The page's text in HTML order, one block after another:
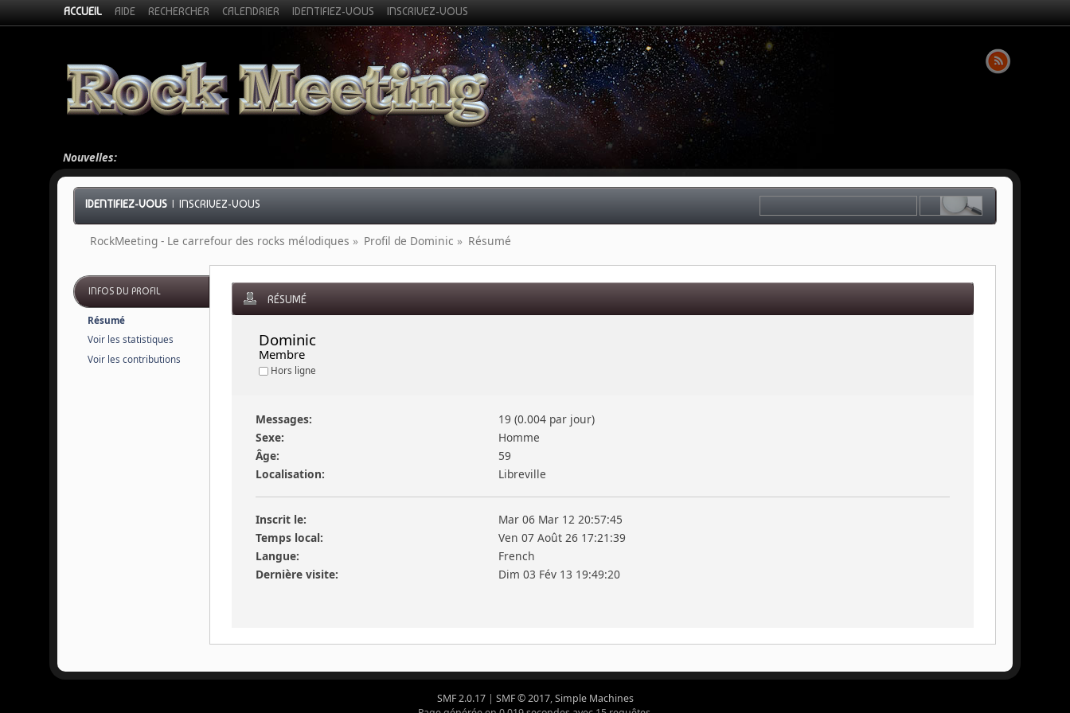
ACCUEIL AIDE RECHERCHER CALENDRIER IDENTIFIEZ-VOUS INSCRIVEZ-VOUS
Nouvelles:
IDENTIFIEZ-VOUS |INSCRIVEZ-VOUS
RockMeeting - Le carrefour des rocks mélodiques » Profil de Dominic » Résumé
INFOS DU PROFIL
Résumé
Voir les statistiques
Voir les contributions
RÉSUMÉ
Dominic
Membre
Hors ligne
Messages:
19 (0.004 par jour)
Sexe:
Homme
Âge:
59
Localisation:
Libreville
Inscrit le:
Mar 06 Mar 12 20:57:45
Temps local:
Ven 07 Août 26 17:21:39
Langue:
French
Dernière visite:
Dim 03 Fév 13 19:49:20
SMF 2.0.17| SMF © 2017,Simple Machines